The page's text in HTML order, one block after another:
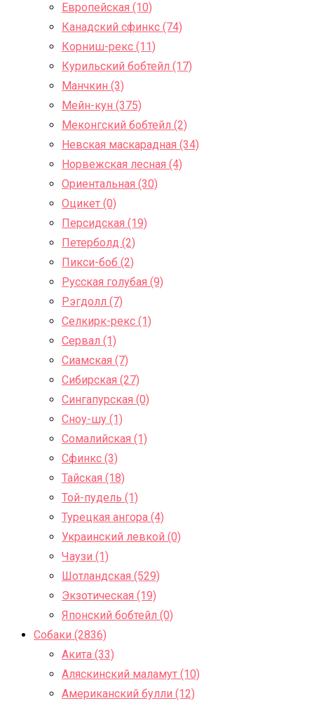
Европейская (10)
Канадский сфинкс (74)
Корниш-рекс (11)
Курильский бобтейл (17)
Манчкин (3)
Мейн-кун (375)
Меконгский бобтейл (2)
Невская маскарадная (34)
Норвежская лесная (4)
Ориентальная (30)
Оцикет (0)
Персидская (19)
Петерболд (2)
Пикси-боб (2)
Русская голубая (9)
Рэгдолл (7)
Селкирк-рекс (1)
Сервал (1)
Сиамская (7)
Сибирская (27)
Сингапурская (0)
Сноу-шу (1)
Сомалийская (1)
Сфинкс (3)
Тайская (18)
Той-пудель (1)
Турецкая ангора (4)
Украинский левкой (0)
Чаузи (1)
Шотландская (529)
Экзотическая (19)
Японский бобтейл (0)
Собаки (2836)
Акита (33)
Аляскинский маламут (10)
Американский булли (12)